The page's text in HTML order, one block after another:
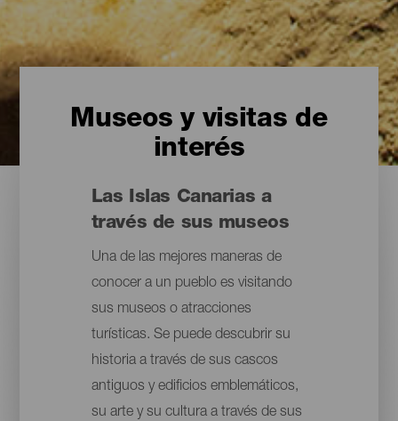
Museos y visitas de
interés
Las Islas Canarias a
través de sus museos
Una de las mejores maneras de
conocer a un pueblo es visitando
sus museos o atracciones
turísticas. Se puede descubrir su
historia a través de sus cascos
antiguos y edificios emblemáticos,
su arte y su cultura a través de sus